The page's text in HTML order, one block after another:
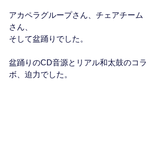
アカペラグループさん、チェアチーム
さん、
そして盆踊りでした。
盆踊りのCD音源とリアル和太鼓のコラ
ボ、迫力でした。